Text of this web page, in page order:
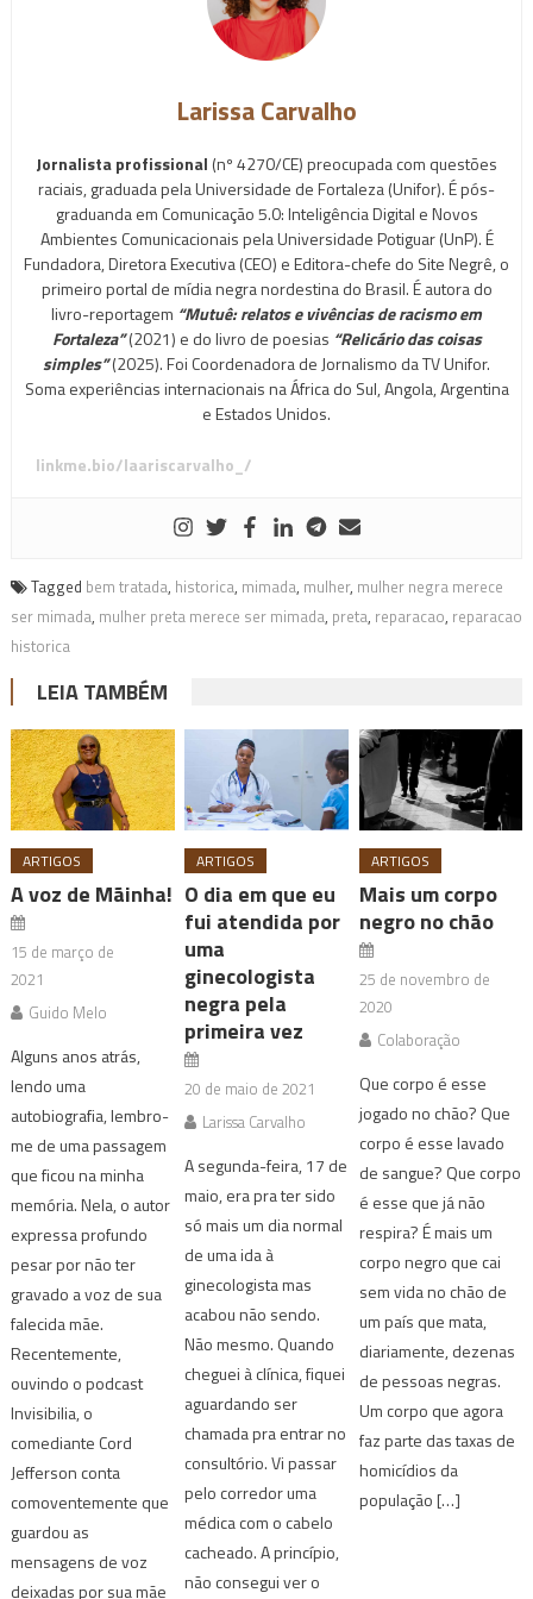
Larissa Carvalho
Jornalista profissional (nº 4270/CE) preocupada com questões
raciais, graduada pela Universidade de Fortaleza (Unifor). É pós-
graduanda em Comunicação 5.0: Inteligência Digital e Novos
Ambientes Comunicacionais pela Universidade Potiguar (UnP). É
Fundadora, Diretora Executiva (CEO) e Editora-chefe do Site Negrê, o
primeiro portal de mídia negra nordestina do Brasil. É autora do
livro-reportagem “Mutuê: relatos e vivências de racismo em
Fortaleza”(2021) e do livro de poesias “Relicário das coisas
simples”(2025). Foi Coordenadora de Jornalismo da TV Unifor.
Soma experiências internacionais na África do Sul, Angola, Argentina
e Estados Unidos.
linkme.bio/laariscarvalho_/
Tagged bem tratada, historica, mimada, mulher, mulher negra merece
ser mimada, mulher preta merece ser mimada, preta, reparacao, reparacao
historica
LEIA TAMBÉM
ARTIGOS
A voz de Mãinha!
15 de março de
2021
Guido Melo
Alguns anos atrás,
lendo uma
autobiografia, lembro-
me de uma passagem
que ficou na minha
memória. Nela, o autor
expressa profundo
pesar por não ter
gravado a voz de sua
falecida mãe.
Recentemente,
ouvindo o podcast
Invisibilia, o
comediante Cord
Jefferson conta
comoventemente que
guardou as
mensagens de voz
deixadas por sua mãe
ARTIGOS
O dia em que eu
fui atendida por
uma
ginecologista
negra pela
primeira vez
20 de maio de 2021
Larissa Carvalho
A segunda-feira, 17 de
maio, era pra ter sido
só mais um dia normal
de uma ida à
ginecologista mas
acabou não sendo.
Não mesmo. Quando
cheguei à clínica, fiquei
aguardando ser
chamada pra entrar no
consultório. Vi passar
pelo corredor uma
médica com o cabelo
cacheado. A princípio,
não consegui ver o
ARTIGOS
Mais um corpo
negro no chão
25 de novembro de
2020
Colaboração
Que corpo é esse
jogado no chão? Que
corpo é esse lavado
de sangue? Que corpo
é esse que já não
respira? É mais um
corpo negro que cai
sem vida no chão de
um país que mata,
diariamente, dezenas
de pessoas negras.
Um corpo que agora
faz parte das taxas de
homicídios da
população […]